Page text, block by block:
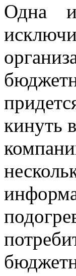
Одна
кинуть